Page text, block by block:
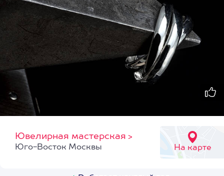
Ювелирная мастерская >
На карте
Юго-Восток Москвы